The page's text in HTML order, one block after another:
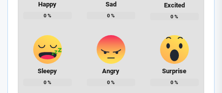
Happy
0%
Sad
0%
Excited
0%
Sleepy
0%
Angry
0%
Surprise
0%